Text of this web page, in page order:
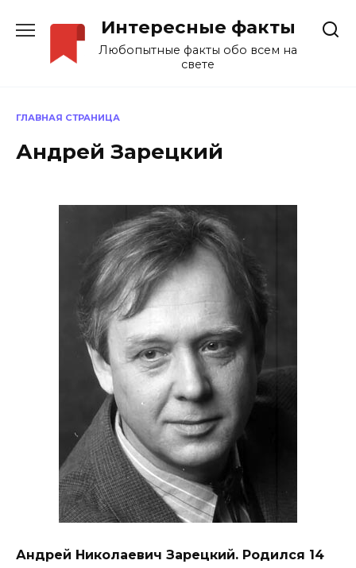
содержанию
Интересные факты
Любопытные факты обо всем на
свете
ГЛАВНАЯ СТРАНИЦА
Андрей Зарецкий
Андрей Николаевич Зарецкий. Родился 14